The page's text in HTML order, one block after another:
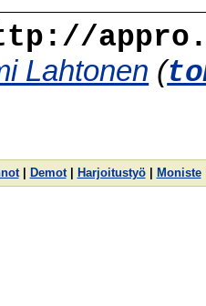
Lahtonen (
| Demot| Harjoitustyö| Moniste